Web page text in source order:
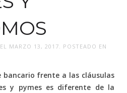
EL MARZO 13, 2017 . POSTEADO EN
bancario frente a las cláusulas
y pymes es diferente de la